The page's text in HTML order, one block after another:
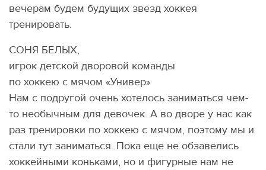
вечерам будем будущих звезд хоккея
тренировать.
СОНЯ БЕЛЫХ,
игрок детской дворовой команды
по хоккею с мячом «Универ»
Нам с подругой очень хотелось заниматься чем-
то необычным для девочек. А во дворе у нас как
раз тренировки по хоккею с мячом, поэтому мы и
стали тут заниматься. Пока еще не обзавелись
хоккейными коньками, но и фигурные нам не